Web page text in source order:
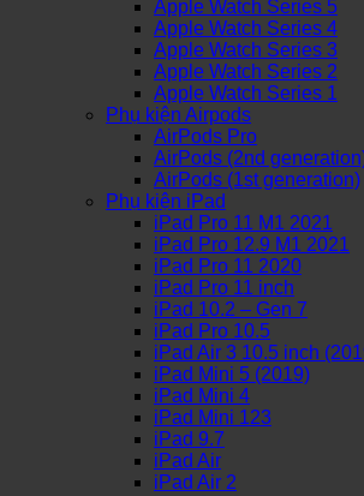
Apple Watch Series 5
Apple Watch Series 4
Apple Watch Series 3
Apple Watch Series 2
Apple Watch Series 1
Phụ kiện Airpods
AirPods Pro
AirPods (2nd
AirPods (1st generation)
Phụ kiện iPad
iPad Pro 11 M1 2021
iPad Pro 12.9 M1 2021
iPad Pro 11 2020
iPad Pro 11 inch
iPad 10.2 – Gen 7
iPad Pro 10.5
iPad Air 3 10.5 inch
iPad Mini 5 (2019)
iPad Mini 4
iPad Mini 123
iPad 9.7
iPad Air
iPad Air 2